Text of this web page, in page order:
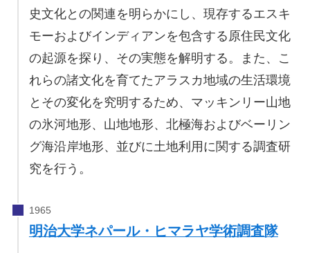
史文化との関連を明らかにし、現存するエスキ
モーおよびインディアンを包含する原住民文化
の起源を探り、その実態を解明する。また、こ
れらの諸文化を育てたアラスカ地域の生活環境
とその変化を究明するため、マッキンリー山地
の氷河地形、山地地形、北極海およびベーリン
グ海沿岸地形、並びに土地利用に関する調査研
究を行う。
明治大学ネパール・ヒマラヤ学術調査隊